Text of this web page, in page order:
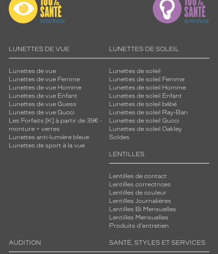
LUNETTES DE VUE
Lunettes de vue
Lunettes de vue Femme
Lunettes de vue Homme
Lunettes de vue Enfant
Lunettes de vue Guess
Lunettes de vue Gucci
Les Forfaits [K] à partir de 39€ -
monture + verres
Lunettes anti-lumière bleue
Lunettes de sport à la vue
LUNETTES DE SOLEIL
Lunettes de soleil
Lunettes de soleil Femme
Lunettes de soleil Homme
Lunettes de soleil Enfant
Lunettes de soleil bébé
Lunettes de soleil Ray-Ban
Lunettes de soleil Gucci
Lunettes de soleil Oakley
Soldes
LENTILLES
Lentilles de contact
Lentilles correctrices
Lentilles de couleur
Lentilles Journalières
Lentilles Bi Mensuelles
Lentilles Mensuelles
Produits d'entretien
AUDITION SANTÉ, STYLES ET SERVICES